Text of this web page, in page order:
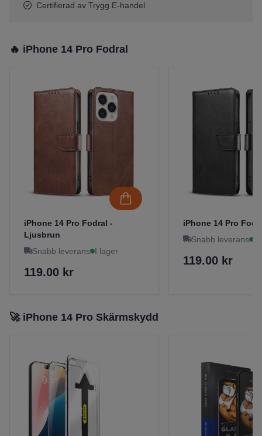
Certifierad av Trygg E-handel
🔥 iPhone 14 Pro Fodral
iPhone 14 Pro Fodral -
Ljusbrun
Snabb leverans I lager
119.00 kr
iPhone 14 Pro
Snabb leverans
119.00 kr
🚀 iPhone 14 Pro Skärmskydd